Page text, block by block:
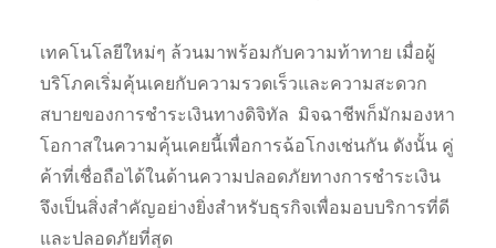
เทคโนโลยีใหม่ๆ ล้วนมาพร้อมกับความท้าทาย เมื่อผู้
บริโภคเริ่มคุ้นเคยกับความรวดเร็วและความสะดวก
สบายของการชำระเงินทางดิจิทัล มิจฉาชีพก็มักมองหา
โอกาสในความคุ้นเคยนี้เพื่อการฉ้อโกงเช่นกัน ดังนั้น คู่
ค้าที่เชื่อถือได้ในด้านความปลอดภัยทางการชำระเงิน
จึงเป็นสิ่งสำคัญอย่างยิ่งสำหรับธุรกิจเพื่อมอบบริการที่ดี
และปลอดภัยที่สุด